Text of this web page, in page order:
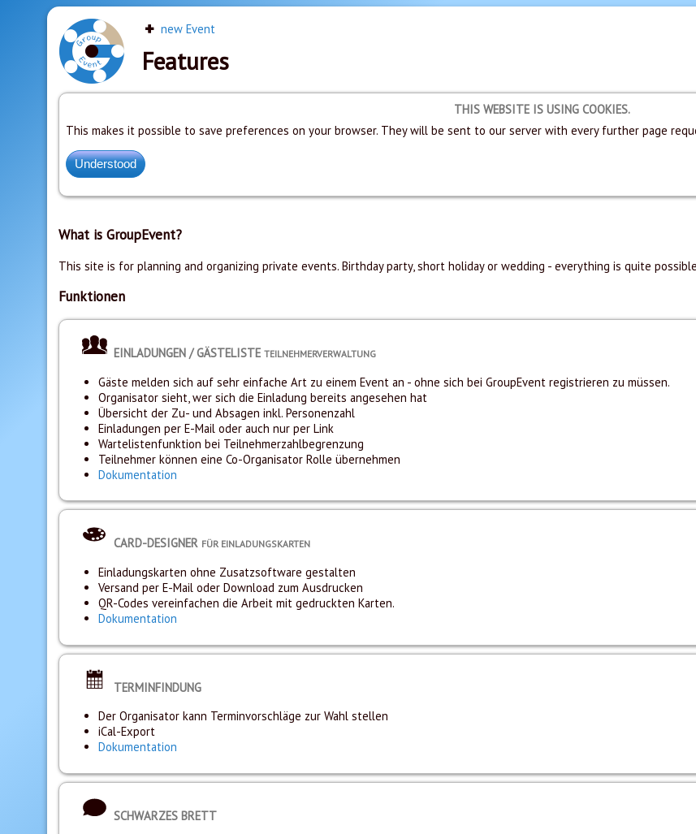
new Event
Features
THIS WEBSITE IS USING COOKIES.
This makes it possible to save preferences on your browser. They will be sent to our server with every further page
What is GroupEvent?
This site is for planning and organizing private events. Birthday party, short holiday or wedding - everything is quite
Funktionen
EINLADUNGEN / GÄSTELISTE TEILNEHMERVERWALTUNG
Gäste melden sich auf sehr einfache Art zu einem Event an - ohne sich bei GroupEvent registrieren zu müssen.
Organisator sieht, wer sich die Einladung bereits angesehen hat
Übersicht der Zu- und Absagen inkl. Personenzahl
Einladungen per E-Mail oder auch nur per Link
Wartelistenfunktion bei Teilnehmerzahlbegrenzung
Teilnehmer können eine Co-Organisator Rolle übernehmen
Dokumentation
CARD-DESIGNER FÜR EINLADUNGSKARTEN
Einladungskarten ohne Zusatzsoftware gestalten
Versand per E-Mail oder Download zum Ausdrucken
QR-Codes vereinfachen die Arbeit mit gedruckten Karten.
Dokumentation
TERMINFINDUNG
Der Organisator kann Terminvorschläge zur Wahl stellen
iCal-Export
Dokumentation
SCHWARZES BRETT